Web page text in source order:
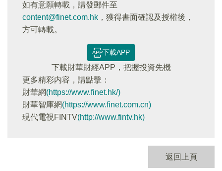
如有意願轉載，請發郵件至
content@finet.com.hk ，獲得書面確認及授權後，
方可轉載。
下載APP
下載財華財經APP，把握投資先機
更多精彩内容，請點擊：
財華網(https://www.finet.hk/)
財華智庫網(https://www.finet.com.cn)
現代電視FINTV(http://www.fintv.hk)
返回上頁